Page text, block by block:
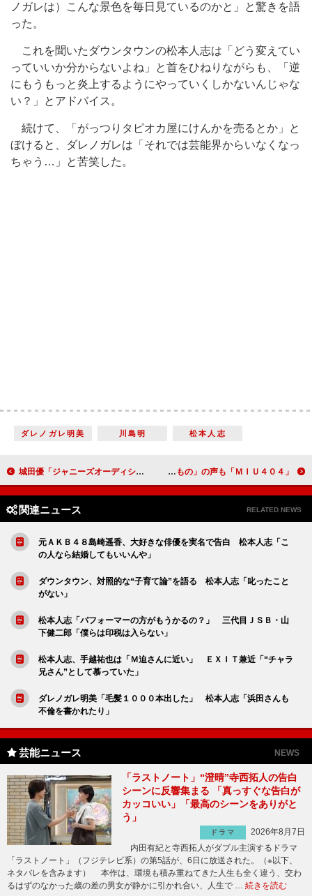
ノガレは）こんな景色を毎日見ているのかと」と驚きを語
った。
これを聞いたダウンタウンの松本人志は「どう変えてい
っていいか分からないよね」と首をひねりながらも、「逆
にもうもっと炎上するようにやっていくしかないんじゃな
い？」とアドバイス。
続けて、「がっつりタピオカ屋にけんかを売るとか」と
ぼけると、ダレノガレは「それでは芸能界からいなくなっ
ちゃう…」と苦笑した。
ダレノガレ明美 川島明 松本人志
城田優「ジャニーズオーディションで落ちた」 松岡昌宏「ＫＡＴ－ＴＵＮとかにいた感じ？」 「ＭＩＵ４０４」壮絶な展開に視聴者騒然 綾野剛＆星野源の演技に「鳥肌もの」の声も
関連ニュース RELATED NEWS
元ＡＫＢ４８島崎遥香、大好きな俳優を実名で告白 松本人志「こ
の人なら結婚してもいいんや」
ダウンタウン、対照的な“子育て論”を語る 松本人志「叱ったこと
がない」
松本人志「パフォーマーの方がもうかるの？」 三代目ＪＳＢ・山
下健二郎「僕らは印税は入らない」
松本人志、手越祐也は「Ｍ迫さんに近い」 ＥＸＩＴ兼近「“チャラ
兄さん”として慕っていた」
ダレノガレ明美「毛髪１０００本出した」 松本人志「浜田さんも
不倫を書かれたり」
芸能ニュース NEWS
「ラストノート」“澄晴”寺西拓人の告白
シーンに反響集まる 「真っすぐな告白が
カッコいい」「最高のシーンをありがと
う」
ドラマ
2026年8月7日
内田有紀と寺西拓人がダブル主演するドラマ
「ラストノート」（フジテレビ系）の第5話が、6日に放送された。（※以下、
ネタバレを含みます） 本作は、環境も積み重ねてきた人生も全く違う、交わ
るはずのなかった歳の差の男女が静かに引かれ合い、人生で … 続きを読む